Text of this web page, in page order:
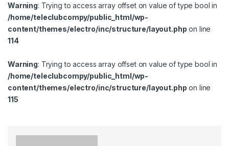
Warning: Trying to access array offset on value of type bool in
/home/teleclubcompy/public_html/wp-
content/themes/electro/inc/structure/layout.php on line
114
Warning: Trying to access array offset on value of type bool in
/home/teleclubcompy/public_html/wp-
content/themes/electro/inc/structure/layout.php on line
115